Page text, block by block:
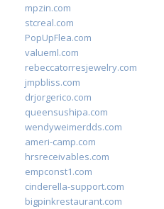
mpzin.com
stcreal.com
PopUpFlea.com
valueml.com
rebeccatorresjewelry.com
jmpbliss.com
drjorgerico.com
queensushipa.com
wendyweimerdds.com
ameri-camp.com
hrsreceivables.com
empconst1.com
cinderella-support.com
bigpinkrestaurant.com